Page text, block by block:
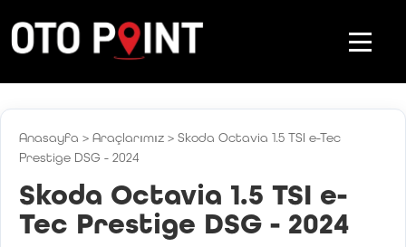
Anasayfa > Araçlarımız > Skoda Octavia 1.5 TSI e-Tec
Prestige DSG - 2024
Skoda Octavia 1.5 TSI e-
Tec Prestige DSG - 2024